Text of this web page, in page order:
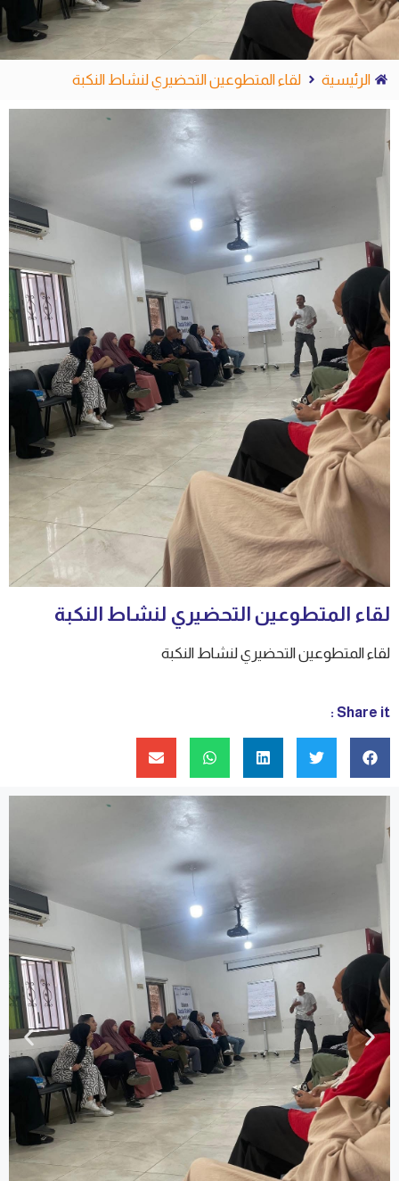
الرئيسية لقاء المتطوعين التحضيري لنشاط النكبة
لقاء المتطوعين التحضيري لنشاط النكبة
لقاء المتطوعين التحضيري لنشاط النكبة
Share it :